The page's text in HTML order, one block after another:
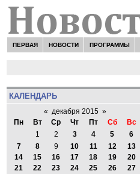
ПЕРВАЯ НОВОСТИ ПРОГРАММЫ
КАЛЕНДАРЬ
« декабря 2015 »
Пн
Вт Ср Чт Пт Сб
Вс
1
2 3 4 5
6
7
8 9 10 11 12
13
14
15 16 17 18 19
20
21
22 23 24 25 26
27